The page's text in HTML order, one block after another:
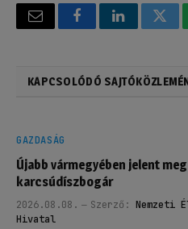
Email FacebookLinkedIn
KAPCSOLÓDÓ
GAZDASÁG
Újabb vármegyében jelent
karcsúdíszbogár
2026.08.08. Szerző: Nemzeti
Hivatal